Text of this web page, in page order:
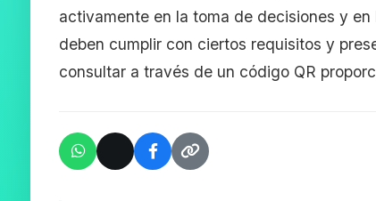
activamente en la toma de decisiones y
deben cumplir con ciertos requisitos y
consultar a través de un código QR